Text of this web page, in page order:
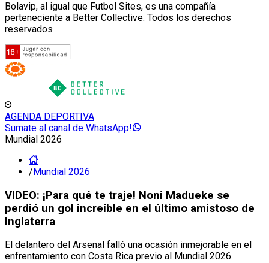
Bolavip, al igual que Futbol Sites, es una compañía
perteneciente a Better Collective. Todos los derechos
reservados
AGENDA DEPORTIVA
Sumate al canal de WhatsApp!
Mundial 2026
/Mundial 2026
VIDEO: ¡Para qué te traje! Noni Madueke se
perdió un gol increíble en el último amistoso de
Inglaterra
El delantero del Arsenal falló una ocasión inmejorable en el
enfrentamiento con Costa Rica previo al Mundial 2026.